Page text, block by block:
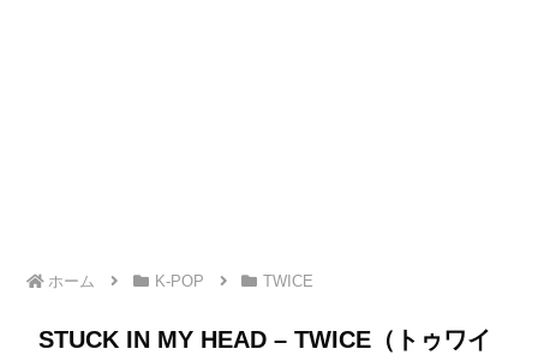
ホーム K-POP TWICE
STUCK IN MY HEAD – TWICE（トゥワイ